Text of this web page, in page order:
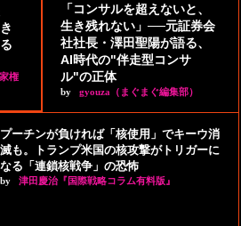
権
「コンサルを超えないと、
生き残れない」──元証券会
社社長・澤田聖陽が語る、
AI時代の"伴走型コンサ
ル"の正体
by gyouza（まぐまぐ編集部）
プーチンが負ければ「核使用」でキーウ消
滅も。トランプ米国の核攻撃がトリガーに
なる「連鎖核戦争」の恐怖
by 津田慶治『国際戦略コラム有料版』